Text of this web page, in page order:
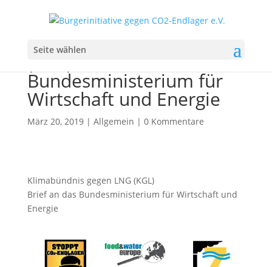
Seite wählen
Klimabündnis gegen LNG
Bundesministerium für
Wirtschaft und Energie
März 20, 2019| Allgemein | 0 Kommentare
Klimabündnis gegen LNG (KGL)
Brief an das Bundesministerium für Wirtschaft und
Energie